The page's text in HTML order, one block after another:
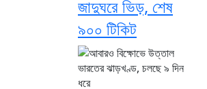
জাদুঘরে ভিড়, শেষ
৯০০ টিকিট